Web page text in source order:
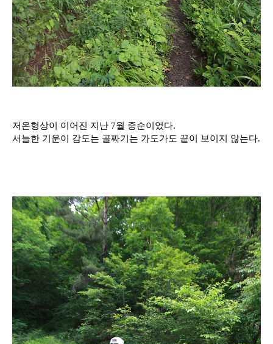
저온형상이 이어진 지난 7월 중순이었다.
서늘한 기운이 감도는 골짜기는 가도가도 끝이 보이지 않는다.